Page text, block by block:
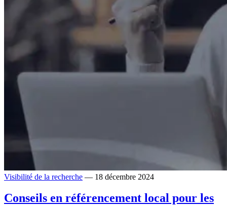
Visibilité de la recherche — 18 décembre 2024
Conseils en référencement local pour les